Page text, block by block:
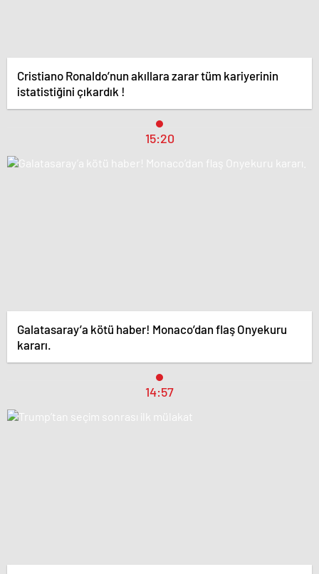
Cristiano Ronaldo’nun akıllara zarar tüm kariyerinin
istatistiğini çıkardık !
15:20
Galatasaray’a kötü haber! Monaco’dan flaş Onyekuru
kararı.
14:57